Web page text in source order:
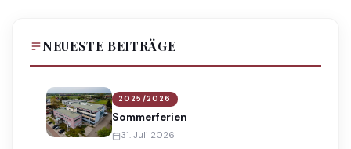
NEUESTE BEITRÄGE
2025/2026
Sommerferien
31. Juli 2026